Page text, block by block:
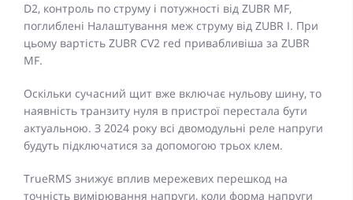
D2, контроль по струму і потужності від ZUBR MF,
поглиблені Налаштування меж струму від ZUBR I. При
цьому вартість ZUBR CV2 red привабливіша за ZUBR
MF.
Оскільки сучасний щит вже включає нульову шину, то
наявність транзиту нуля в пристрої перестала бути
актуальною. З 2024 року всі двомодульні реле напруги
будуть підключатися за допомогою трьох клем.
TrueRMS знижує вплив мережевих перешкод на
точність вимірювання напруги, коли форма напруги